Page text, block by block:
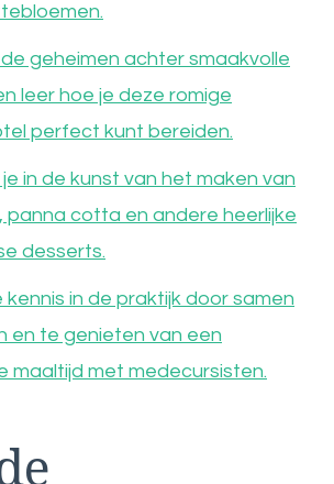
geheimen achter smaakvolle
leer hoe je deze romige
perfect kunt bereiden.
in de kunst van het maken van
panna cotta en andere heerlijke
desserts.
kennis in de praktijk door samen
en te genieten van een
maaltijd met medecursisten.